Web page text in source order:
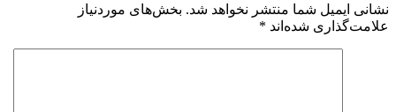
نشانی ایمیل شما منتشر نخواهد شد. بخش‌های موردنیاز
علامت‌گذاری شده‌اند *